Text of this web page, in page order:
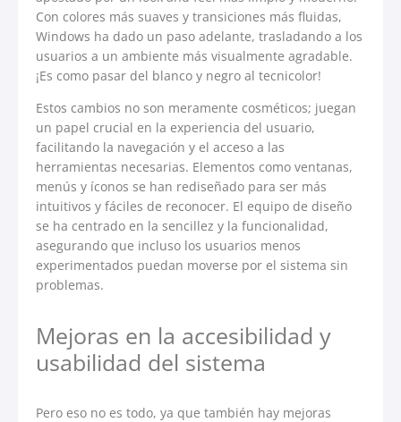
Con colores más suaves y transiciones más fluidas,
Windows ha dado un paso adelante, trasladando a los
usuarios a un ambiente más visualmente agradable.
¡Es como pasar del blanco y negro al tecnicolor!
Estos cambios no son meramente cosméticos; juegan
un papel crucial en la experiencia del usuario,
facilitando la navegación y el acceso a las
herramientas necesarias. Elementos como ventanas,
menús y íconos se han rediseñado para ser más
intuitivos y fáciles de reconocer. El equipo de diseño
se ha centrado en la sencillez y la funcionalidad,
asegurando que incluso los usuarios menos
experimentados puedan moverse por el sistema sin
problemas.
Mejoras en la accesibilidad y
usabilidad del sistema
Pero eso no es todo, ya que también hay mejoras